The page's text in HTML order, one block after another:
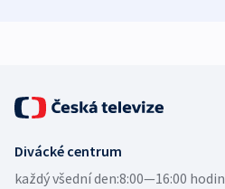
Divácké centrum
každý všední den:8:00—16:00 hodin